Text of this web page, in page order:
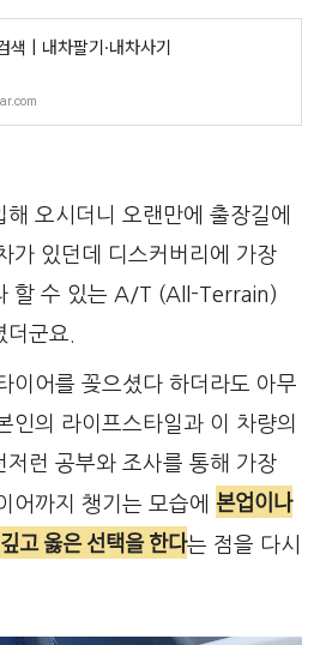
색 | 내차팔기·내차사기
오시더니 오랜만에 출장길에
가 있던데 디스커버리에 가장
할 수 있는 A/T (All-Terrain)
군요.
이어를 꽂으셨다 하더라도 아무
인의 라이프스타일과 이 차량의
저런 공부와 조사를 통해 가장
어까지 챙기는 모습에 본업이나
고 옳은 선택을 한다는 점을 다시